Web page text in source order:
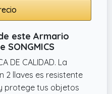
este Armario
SONGMICS
DE CALIDAD. La
2 llaves es resistente
protege tus objetos